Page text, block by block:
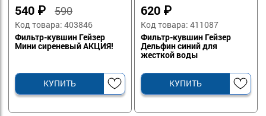
540 ₽590
Код товара: 403846
Фильтр-кувшин Гейзер
Мини сиреневый АКЦИЯ!
КУПИТЬ
620 ₽
Код товара: 411087
Фильтр-кувшин Гейзер
Дельфин синий для
жесткой воды
КУПИТЬ